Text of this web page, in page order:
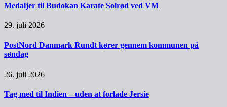
Medaljer til Budokan Karate Solrød ved VM
29. juli 2026
PostNord Danmark Rundt kører gennem kommunen på
søndag
26. juli 2026
Tag med til Indien – uden at forlade Jersie